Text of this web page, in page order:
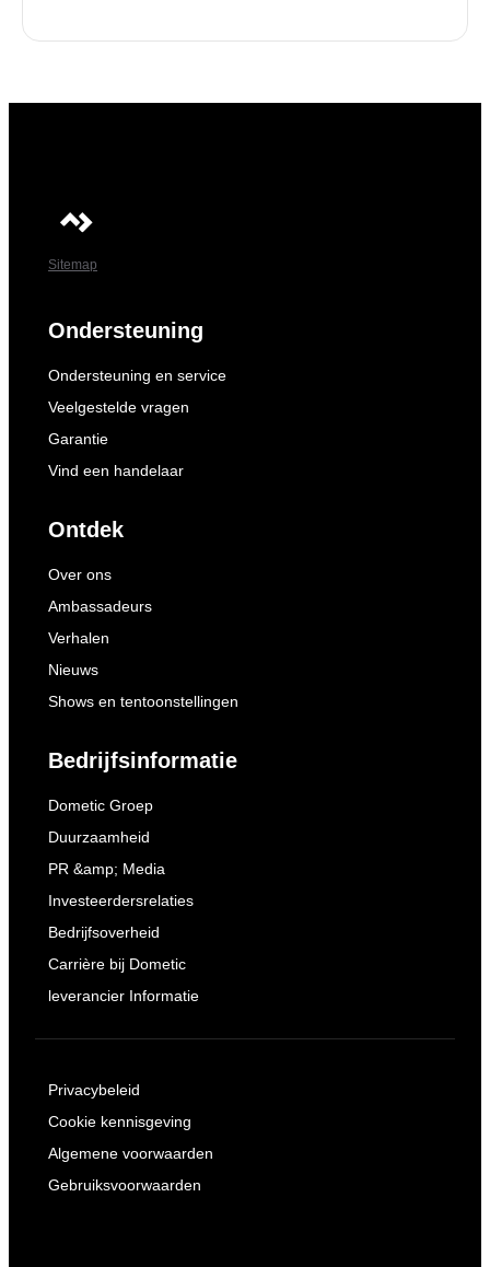
Sitemap
Ondersteuning
Ondersteuning en service
Veelgestelde vragen
Garantie
Vind een handelaar
Ontdek
Over ons
Ambassadeurs
Verhalen
Nieuws
Shows en tentoonstellingen
Bedrijfsinformatie
Dometic Groep
Duurzaamheid
PR &amp; Media
Investeerdersrelaties
Bedrijfsoverheid
Carrière bij Dometic
leverancier Informatie
Privacybeleid
Cookie kennisgeving
Algemene voorwaarden
Gebruiksvoorwaarden